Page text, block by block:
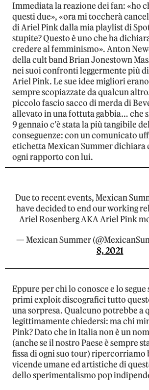
Immediata la reazione dei fan: «ho
questi due», «ora mi toccherà
di Ariel Pink dalla mia playlist di
stupite? Questo è uno che ha
credere al femminismo». Anton
della cult band Brian Jonestown
nei suoi confronti leggermente più
Ariel Pink. Le sue idee migliori
sempre scopiazzate da qualcun
piccolo fascio sacco di merda di
allevato in una fottuta gabbia… che
9 gennaio c’è stata la più tangibile
conseguenze: con un comunicato
etichetta Mexican Summer dichiara
ogni rapporto con lui.
Due to recent events, Mexican
have decided to end our working
Ariel Rosenberg AKA Ariel Pink
— Mexican Summer
8, 2021
Eppure per chi lo conosce e lo segue
primi exploit discografici tutto
una sorpresa. Qualcuno potrebbe a
legittimamente chiedersi: ma chi
Pink? Dato che in Italia non è un
(anche se il nostro Paese è sempre
fissa di ogni suo tour) ripercorriamo
vicende umane ed artistiche di
dello sperimentalismo pop